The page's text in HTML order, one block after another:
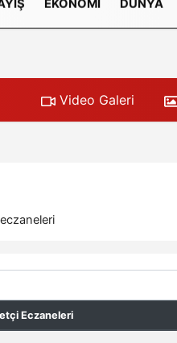
EKONOMI DÜNYA
Video Galeri